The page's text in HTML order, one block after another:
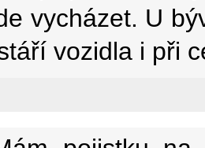
vycházet. U
vozidla i při